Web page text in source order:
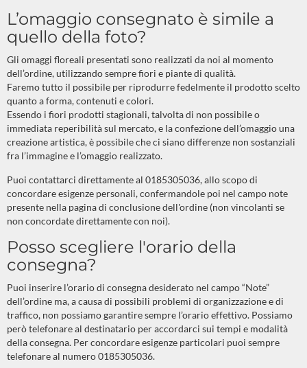
L’omaggio consegnato è simile a
quello della foto?
Gli omaggi floreali presentati sono realizzati da noi al momento
dell’ordine, utilizzando sempre fiori e piante di qualità.
Faremo tutto il possibile per riprodurre fedelmente il prodotto scelto
quanto a forma, contenuti e colori.
Essendo i fiori prodotti stagionali, talvolta di non possibile o
immediata reperibilità sul mercato, e la confezione dell’omaggio una
creazione artistica, è possibile che ci siano differenze non sostanziali
fra l’immagine e l’omaggio realizzato.
Puoi contattarci direttamente al 0185305036, allo scopo di
concordare esigenze personali, confermandole poi nel campo note
presente nella pagina di conclusione dell'ordine (non vincolanti se
non concordate direttamente con noi).
Posso scegliere l'orario della
consegna?
Puoi inserire l’orario di consegna desiderato nel campo “Note”
dell’ordine ma, a causa di possibili problemi di organizzazione e di
traffico, non possiamo garantire sempre l’orario effettivo. Possiamo
però telefonare al destinatario per accordarci sui tempi e modalità
della consegna. Per concordare esigenze particolari puoi sempre
telefonare al numero 0185305036.